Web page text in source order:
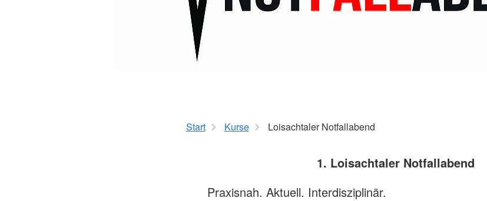
AGB
Start Kurse Loisachtaler Notfallabend
1. Loisachtaler Notfallabend
Praxisnah. Aktuell. Interdisziplinär.